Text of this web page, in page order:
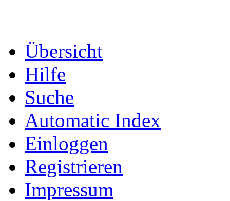
Übersicht
Hilfe
Suche
Automatic Index
Einloggen
Registrieren
Impressum